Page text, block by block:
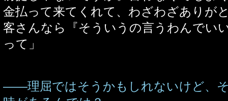
金払って来てくれて、わざわざありが
客さんなら『そういうの言うわんでい
って」
――理屈ではそうかもしれないけど、